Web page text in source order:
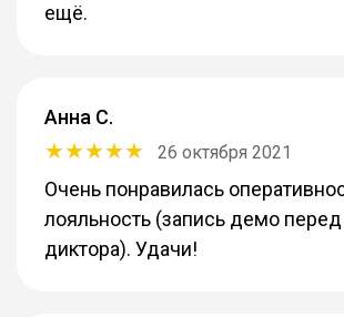
ещё.
Анна С.
26 октября 2021
Очень понравилась
лояльность (запись демо
диктора). Удачи!